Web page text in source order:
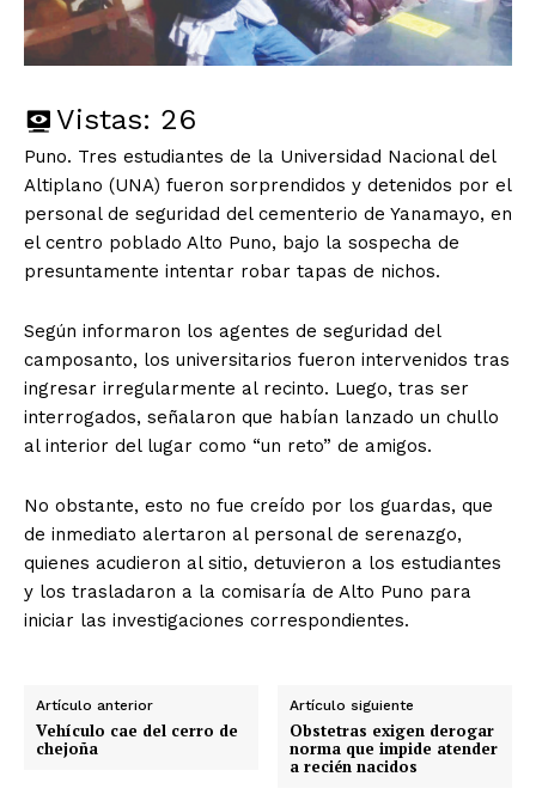
Vistas: 26
Puno. Tres estudiantes de la Universidad Nacional del
Altiplano (UNA) fueron sorprendidos y detenidos por el
personal de seguridad del cementerio de Yanamayo, en
el centro poblado Alto Puno, bajo la sospecha de
presuntamente intentar robar tapas de nichos.
Según informaron los agentes de seguridad del
camposanto, los universitarios fueron intervenidos tras
ingresar irregularmente al recinto. Luego, tras ser
interrogados, señalaron que habían lanzado un chullo
al interior del lugar como “un reto” de amigos.
No obstante, esto no fue creído por los guardas, que
de inmediato alertaron al personal de serenazgo,
quienes acudieron al sitio, detuvieron a los estudiantes
y los trasladaron a la comisaría de Alto Puno para
iniciar las investigaciones correspondientes.
Artículo anterior
Vehículo cae del cerro de
chejoña
Artículo siguiente
Obstetras exigen derogar
norma que impide atender
a recién nacidos